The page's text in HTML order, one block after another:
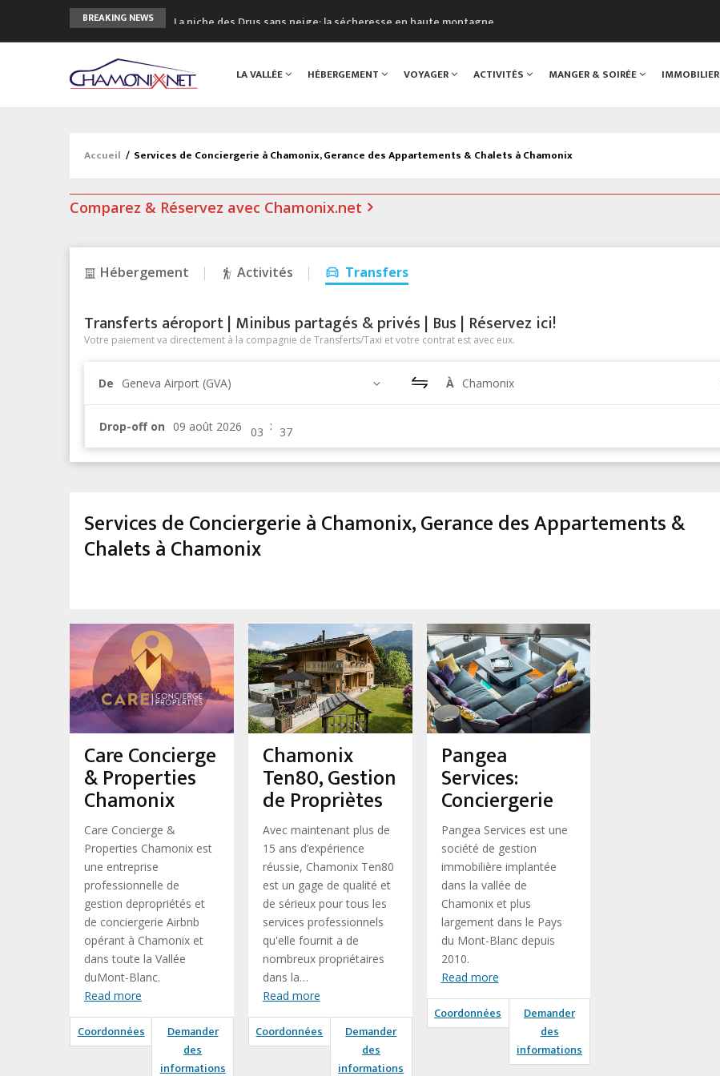
BREAKING NEWS
La niche des Drus sans neige: la sécheresse en haute montagne
Craft ouvre un nouveau magasin de course à pied à Chamonix
3eme Chamonix Vallée Classics Festival
LA VALLÉE HÉBERGEMENT VOYAGER ACTIVITÉS MANGER & SOIRÉE IMMOBILIER
Accueil / Services de Conciergerie à Chamonix, Gerance des Appartements & Chalets à Chamonix
Comparez & Réservez avec Chamonix.net
Hébergement Activités Transfers
Transferts aéroport | Minibus partagés & privés | Bus | Réservez ici!
Votre paiement va directement à la compagnie de Transferts/Taxi et votre contrat est avec eux.
De Geneva Airport (GVA) À Chamonix
Drop-off on :
Services de Conciergerie à Chamonix, Gerance des Appartements &
Chalets à Chamonix
Care Concierge
& Properties
Chamonix
Care Concierge &
Properties Chamonix est
une entreprise
professionnelle de
gestion depropriétés et
de conciergerie Airbnb
opérant à Chamonix et
dans toute la Vallée
duMont-Blanc.
Read more
Coordonnées
Demander
des
informations
Chamonix
Ten80, Gestion
de Propriètes
Avec maintenant plus de
15 ans d’expérience
réussie, Chamonix Ten80
est un gage de qualité et
de sérieux pour tous les
services professionnels
qu'elle fournit a de
nombreux propriétaires
dans la…
Read more
Coordonnées
Demander
des
informations
Pangea
Services:
Conciergerie
Pangea Services est une
société de gestion
immobilière implantée
dans la vallée de
Chamonix et plus
largement dans le Pays
du Mont-Blanc depuis
2010.
Read more
Coordonnées
Demander
des
informations